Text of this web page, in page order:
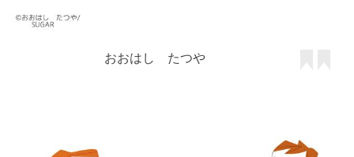
おおはし たつや